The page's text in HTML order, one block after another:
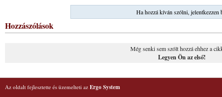
Ha hozzá kíván szólni, jelentkezzen
Hozzászólások
Még senki sem szólt hozzá ehhez a
Legyen Ön az első!
Az oldalt fejlesztette és üzemelteti az Ergo System